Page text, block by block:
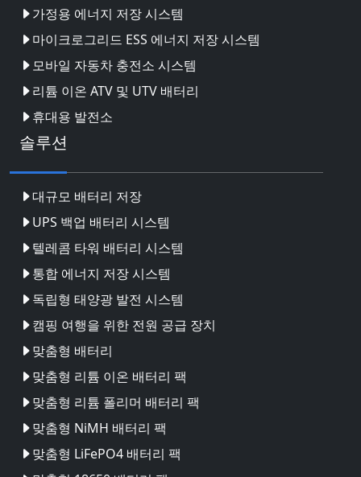
가정용 에너지 저장 시스템
마이크로그리드 ESS 에너지 저장 시스템
모바일 자동차 충전소 시스템
리튬 이온 ATV 및 UTV 배터리
휴대용 발전소
솔루션
대규모 배터리 저장
UPS 백업 배터리 시스템
텔레콤 타워 배터리 시스템
통합 에너지 저장 시스템
독립형 태양광 발전 시스템
캠핑 여행을 위한 전원 공급 장치
맞춤형 배터리
맞춤형 리튬 이온 배터리 팩
맞춤형 리튬 폴리머 배터리 팩
맞춤형 NiMH 배터리 팩
맞춤형 LiFePO4 배터리 팩